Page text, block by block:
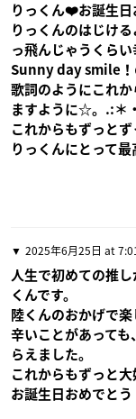
りっくん❤️お誕生日
りっくんのはじけ
っ飛んじゃうくらい
Sunny day smile！
歌詞のようにこれ
ますように☆。.:＊
これからもずっとず
りっくんにとって
2025年6月25日 at
人生で初めての推
くんです。
陸くんのおかげで
辛いことがあって
らえました。
これからもずっと大
お誕生日おめでとう